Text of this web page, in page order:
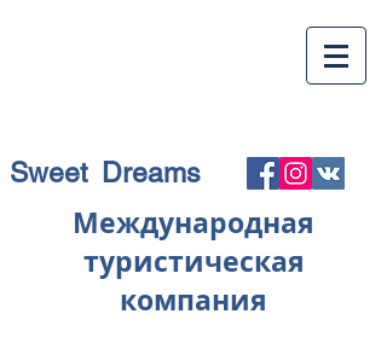
Sweet Dreams
Международная
туристическая
компания